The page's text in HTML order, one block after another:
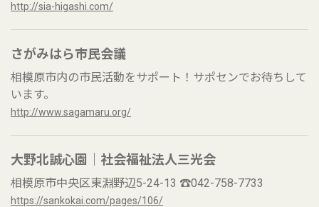
http://sia-higashi.com/
さがみはら市民会議
相模原市内の市民活動をサポート！サポセンでお待ちして
います。
http://www.sagamaru.org/
大野北誠心園｜社会福祉法人三光会
相模原市中央区東淵野辺5-24-13 ☎042-758-7733
https://sankokai.com/pages/106/